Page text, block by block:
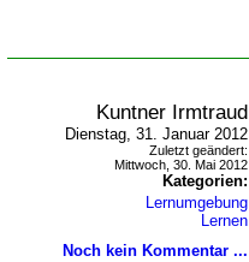
Kuntner Irmtraud
Dienstag, 31. Januar 2012
Zuletzt geändert:
Mittwoch, 30. Mai 2012
Kategorien:
Lernumgebung
Lernen
Noch kein Kommentar ...